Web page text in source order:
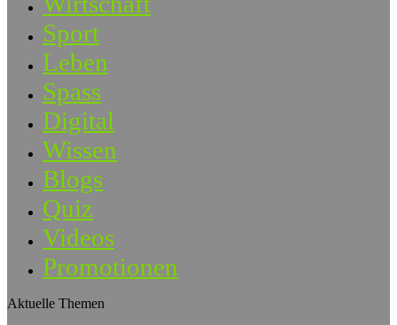
Sport
Leben
Spass
Digital
Wissen
Blogs
Quiz
Videos
Promotionen
Aktuelle Themen